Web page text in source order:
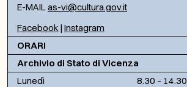
E-MAILas-vi@cultura.gov.it
Facebook | Instagram
ORARI
Archivio di Stato di Vicenza
Lunedì
8.30 – 14.30